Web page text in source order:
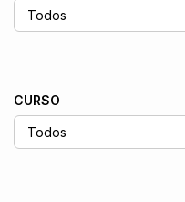
CURSO